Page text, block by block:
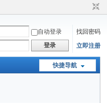
自动登录
找回密码
登录 立即注册
快捷导航